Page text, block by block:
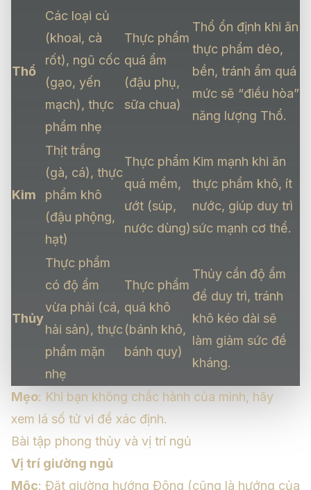
Thổ
Các loại củ
(khoai, cà
rốt), ngũ cốc
(gạo, yến
mạch), thực
phẩm nhẹ
Thực phẩm
quá ẩm
(đậu phụ,
sữa chua)
Thổ ổn định khi ăn
thực phẩm dẻo,
bền, tránh ẩm quá
mức sẽ “điều hòa”
năng lượng Thổ.
Kim
Thịt trắng
(gà, cá), thực
phẩm khô
(đậu phộng,
hạt)
Thực phẩm
quá mềm,
ướt (súp,
nước dùng)
Kim mạnh khi ăn
thực phẩm khô, ít
nước, giúp duy trì
sức mạnh cơ thể.
Thủy
Thực phẩm
có độ ẩm
vừa phải (cá,
hải sản), thực
phẩm mặn
nhẹ
Thực phẩm
quá khô
(bánh khô,
bánh quy)
Thủy cần độ ẩm
để duy trì, tránh
khô kéo dài sẽ
làm giảm sức đề
kháng.
Mẹo: Khi bạn không chắc hành của mình, hãy
xem lá số tử vi để xác định.
Bài tập phong thủy và vị trí ngủ
Vị trí giường ngủ
Mộc: Đặt giường hướng Đông (cũng là hướng của